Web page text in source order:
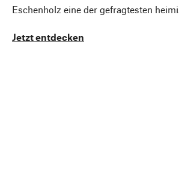
Eschenholz eine der gefragtesten
Jetzt entdecken